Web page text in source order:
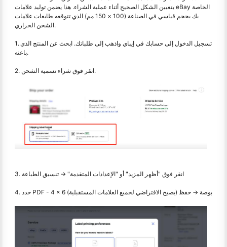
بتعيين الشكل الصحيح أثناء عملية الشراء. هذا يضمن توليد علامات eBay الخاصة
بك بحجم قياسي في الصناعة (100 × 150 مم) الذي تتوقعه طابعات علامات
الشحن الحراري.
1. تسجيل الدخول إلى حسابك في إيباي واذهب إلى طلباتك. ابحث عن المنتج الذي
باعته.
2. انقر فوق شراء تسمية الشحن.
3. انقر فوق "أظهر المزيد" أو "الإعدادات المتقدمة" → تنسيق الطباعة
4. حدد PDF - 4 × 6 بوصة → حفظ (يصبح الافتراضي لجميع العلامات المستقبلية)